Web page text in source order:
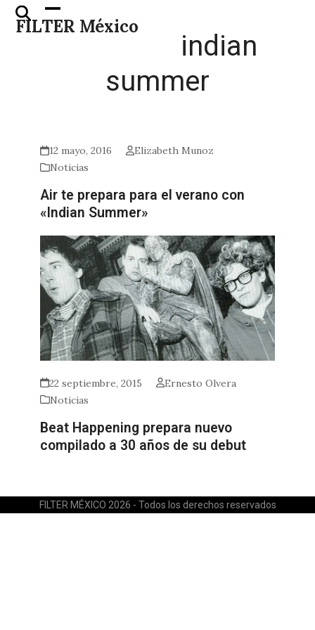
Skip
FILTER México
Open
mobile
Close
mobile
indian
summer
12 mayo, 2016
Elizabeth Munoz
Noticias
Air te prepara para el verano con
«Indian Summer»
22 septiembre, 2015
Ernesto Olvera
Noticias
Beat Happening prepara nuevo
compilado a 30 años de su debut
FILTER MÉXICO 2026 - Todos los derechos reservados